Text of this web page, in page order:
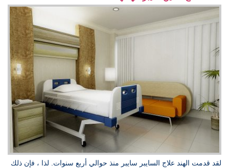
لقد قدمت الهند علاج السايبر سايبر منذ حوالي أربع سنوات. لذا ، فإن ذلك